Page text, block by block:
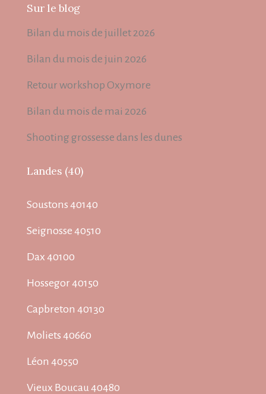
Sur le blog
Bilan du mois de juillet 2026
Bilan du mois de juin 2026
Retour workshop Oxymore
Bilan du mois de mai 2026
Shooting grossesse dans les dunes
Landes (40)
Soustons 40140
Seignosse 40510
Dax 40100
Hossegor 40150
Capbreton 40130
Moliets 40660
Léon 40550
Vieux Boucau 40480